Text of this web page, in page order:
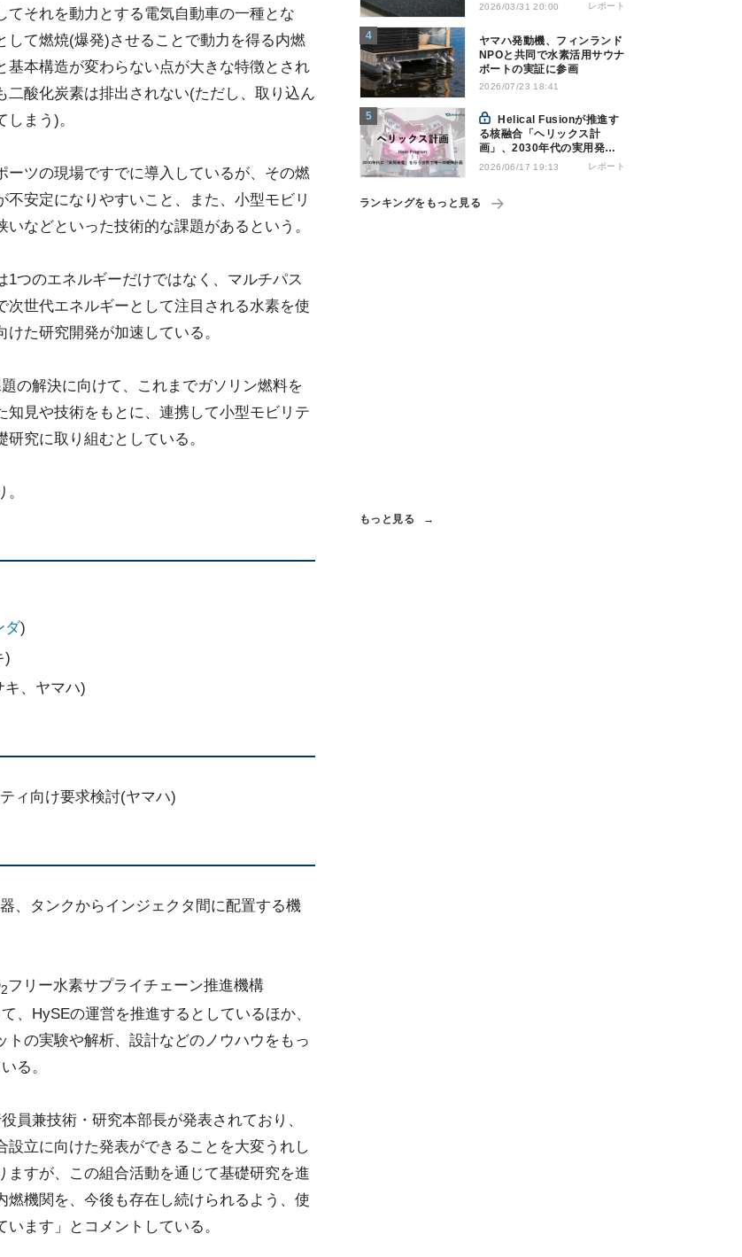
それを動力とする電気自動車の一種とな
して燃焼(爆発)させることで動力を得る内燃
本構造が変わらない点が大きな特徴とされ
酸化炭素は排出されない(ただし、取り込ん
まう)。
ツの現場ですでに導入しているが、その燃
安定になりやすいこと、また、小型モビリ
などといった技術的な課題があるという。
つのエネルギーだけではなく、マルチパス
世代エネルギーとして注目される水素を使
た研究開発が加速している。
の解決に向けて、これまでガソリン燃料を
見や技術をもとに、連携して小型モビリテ
究に取り組むとしている。
ダ)
)
キ、ヤマハ)
ィ向け要求検討(ヤマハ)
、タンクからインジェクタ間に配置する機
2フリー水素サプライチェーン推進機構
、HySEの運営を推進するとしているほか、
の実験や解析、設計などのノウハウをもっ
る。
員兼技術・研究本部長が発表されており、
立に向けた発表ができることを大変うれし
ますが、この組合活動を通じて基礎研究を進
機関を、今後も存在し続けられるよう、使
ます」とコメントしている。
2026/03/31 20:00 レポート
ヤマハ発動機、フィンランド
NPOと共同で水素活用サウナ
ボートの実証に参画
2026/07/23 18:41
る核融合「ヘリックス計
画」、2030年代の実用発電
を計画
2026/06/17 19:13 レポート
ランキングをもっと見る
もっと見る